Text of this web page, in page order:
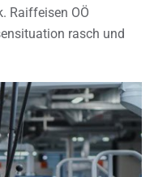
Raiffeisen OÖ
rasch und